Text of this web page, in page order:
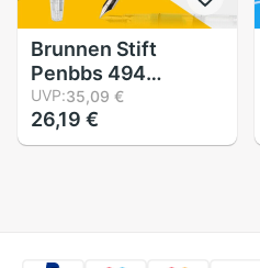
Brunnen Stift
Penbbs 494
transparent Kolben
Brunnen-Stift
Demonstrator Tinte
UVP:35,09 €
26,19 €